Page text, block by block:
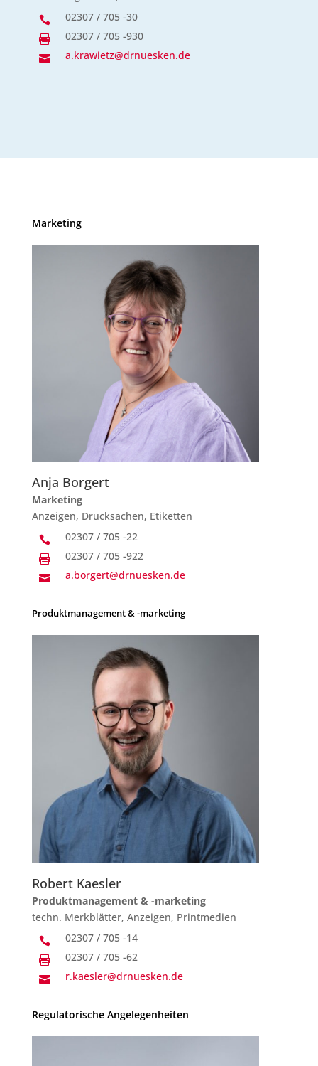
 02307 / 705 -30
 02307 / 705 -930
 a.krawietz@drnuesken.de
Marketing
Anja Borgert
Marketing
Anzeigen, Drucksachen, Etiketten
 02307 / 705 -22
 02307 / 705 -922
 a.borgert@drnuesken.de
Produktmanagement & -marketing
Robert Kaesler
Produktmanagement & -marketing
techn. Merkblätter, Anzeigen, Printmedien
 02307 / 705 -14
 02307 / 705 -62
 r.kaesler@drnuesken.de
Regulatorische Angelegenheiten